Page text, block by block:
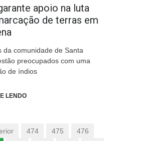
apoio na luta
de terras em
da comunidade de Santa
preocupados com uma
de índios
LENDO
474 475
476